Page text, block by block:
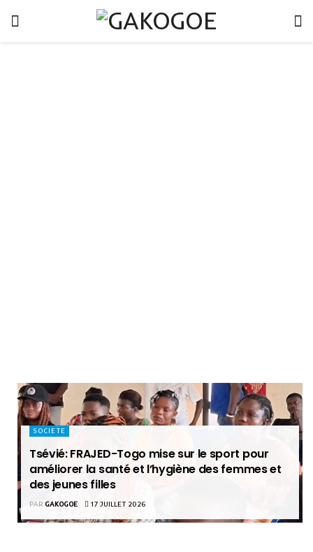
SOCIETE
Tsévié: FRAJED-Togo mise sur le sport pour
améliorer la santé et l’hygiène des femmes et
des jeunes filles
PAR GAKOGOE 17 JUILLET 2026